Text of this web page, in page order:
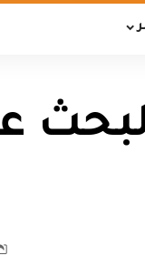
لبحث